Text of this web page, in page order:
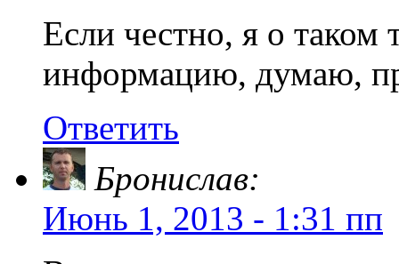
Если честно, я о таком
информацию, думаю,
Ответить
Бронислав:
Июнь 1, 2013 - 1:31 пп